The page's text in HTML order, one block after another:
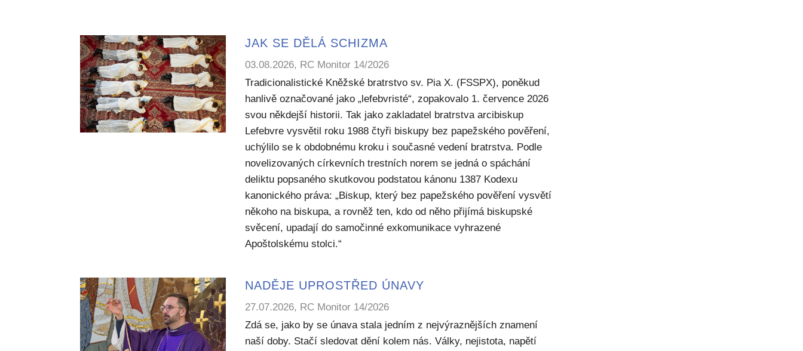
JAK SE DĚLÁ SCHIZMA
03.08.2026, RC Monitor 14/2026
Tradicionalistické Kněžské bratrstvo sv. Pia X. (FSSPX), poněkud
hanlivě označované jako „lefebvristé“, zopakovalo 1. července 2026
svou někdejší historii. Tak jako zakladatel bratrstva arcibiskup
Lefebvre vysvětil roku 1988 čtyři biskupy bez papežského pověření,
uchýlilo se k obdobnému kroku i současné vedení bratrstva. Podle
novelizovaných církevních trestních norem se jedná o spáchání
deliktu popsaného skutkovou podstatou kánonu 1387 Kodexu
kanonického práva: „Biskup, který bez papežského pověření vysvětí
někoho na biskupa, a rovněž ten, kdo od něho přijímá biskupské
svěcení, upadají do samočinné exkomunikace vyhrazené
Apoštolskému stolci.“
NADĚJE UPROSTŘED ÚNAVY
27.07.2026, RC Monitor 14/2026
Zdá se, jako by se únava stala jedním z nejvýraznějších znamení
naší doby. Stačí sledovat dění kolem nás. Války, nejistota, napětí